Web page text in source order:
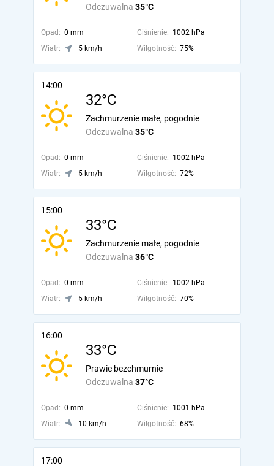
Odczuwalna 35°C
Opad: 0 mm Ciśnienie: 1002 hPa
Wiatr:
5 km/h Wilgotność: 75%
14:00
32°C
Odczuwalna 35°C
Zachmurzenie małe, pogodnie
Opad: 0 mm Ciśnienie: 1002 hPa
Wiatr:
5 km/h Wilgotność: 72%
15:00
33°C
Odczuwalna 36°C
Zachmurzenie małe, pogodnie
Opad: 0 mm Ciśnienie: 1002 hPa
Wiatr:
5 km/h Wilgotność: 70%
16:00
33°C
Odczuwalna 37°C
Prawie bezchmurnie
Opad: 0 mm Ciśnienie: 1001 hPa
Wiatr:
10 km/h Wilgotność: 68%
17:00